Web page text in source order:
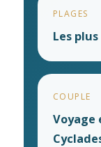
PLAGES
Les
COUPLE
Voyage